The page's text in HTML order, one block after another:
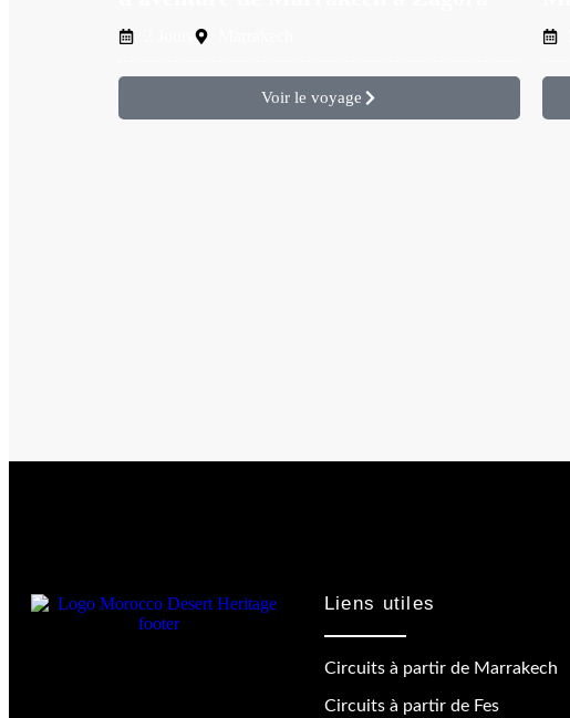
Voir le voyage
Liens utiles
Circuits à partir de Marrakech
Circuits à partir de Fes